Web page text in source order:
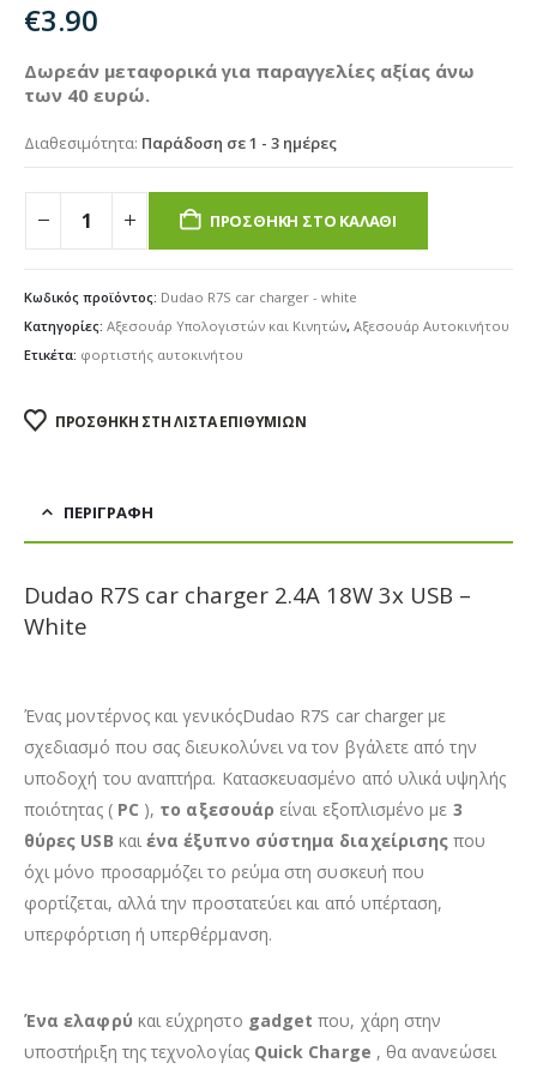
€3.90
Δωρεάν μεταφορικά για παραγγελίες αξίας άνω
των 40 ευρώ.
Διαθεσιμότητα: Παράδοση σε 1 - 3 ημέρες
ΠΡΟΣΘΉΚΗ ΣΤΟ ΚΑΛΆΘΙ
Κωδικός προϊόντος: Dudao R7S car charger - white
Κατηγορίες: Αξεσουάρ Υπολογιστών και Κινητών, Αξεσουάρ Αυτοκινήτου
Ετικέτα: φορτιστής αυτοκινήτου
ΠΡΟΣΘΉΚΗ ΣΤΗ ΛΊΣΤΑ ΕΠΙΘΥΜΙΏΝ
ΠΕΡΙΓΡΑΦΉ
Dudao R7S car charger 2.4A 18W 3x USB –
White
Ένας μοντέρνος και γενικόςDudao R7S car charger με
σχεδιασμό που σας διευκολύνει να τον βγάλετε από την
υποδοχή του αναπτήρα. Κατασκευασμένο από υλικά υψηλής
ποιότητας ( PC ), το αξεσουάρ είναι εξοπλισμένο με 3
θύρες USB και ένα έξυπνο σύστημα διαχείρισης που
όχι μόνο προσαρμόζει το ρεύμα στη συσκευή που
φορτίζεται, αλλά την προστατεύει και από υπέρταση,
υπερφόρτιση ή υπερθέρμανση.
Ένα ελαφρύ και εύχρηστο gadget που, χάρη στην
υποστήριξη της τεχνολογίας Quick Charge , θα ανανεώσει